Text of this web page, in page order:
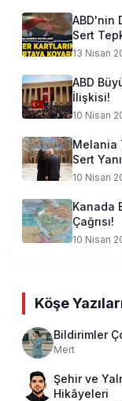
ABD'nin
Sert
13 Nisan
ABD
İlişkisi!
10 Nisan
Melania
Sert
10 Nisan
Kanada
Çağrısı!
10 Nisan
Köşe
Bildirimler
Mert
Şehir ve
Hikâyeleri